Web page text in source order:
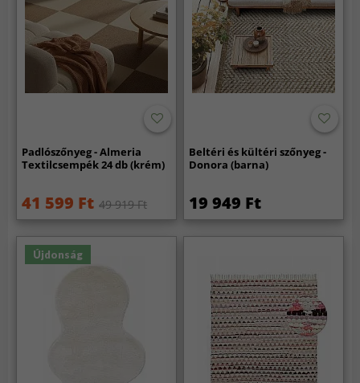
Padlószőnyeg - Almeria
Textilcsempék 24 db (krém)
41 599 Ft 49 919 Ft
Beltéri és kültéri szőnyeg -
Donora (barna)
19 949 Ft
Újdonság